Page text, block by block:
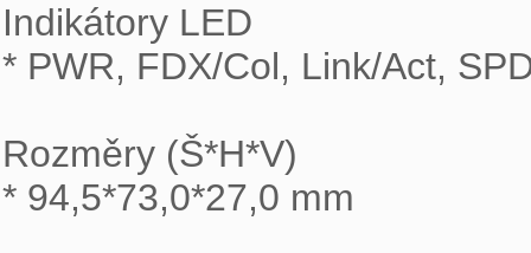
Indikátory LED
* PWR, FDX/Col, Link/Act,
Rozměry (Š*H*V)
* 94,5*73,0*27,0 mm